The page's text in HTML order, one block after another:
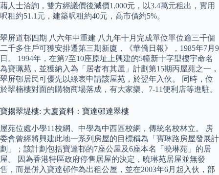
藉人士洽詢，雙方經議價後減價1,000元，以3.4萬元租出，實用
呎租約51.1元，建築呎租約40元，高市價約5%。
翠屏道邨四期 八六年中重建 八九年十月完成單位單位逾三千個
二千多住戶可獲安排遷第三期新廈，《華僑日報》，1985年7月9
日。 1994年，在第7至10座原址上興建的5幢新十字型樓宇命名
為寶珮苑，並獲納入為「居者有其屋」計劃第15期丙屋苑之一，
翠屏邨居民可優先以綠表申請該屋苑，於翌年入伙。 同時，位
於翠楠樓對面的購物商場落成，有大家樂、7-11便利店等進駐。
寶揚翠堤樓: 大廈資料：寶達邨達翠樓
屋苑位處小學11校網、中學為中西區校網，傳統名校林立。 房
委會曾經將興建此地一系列房屋的目標稱為「寶琳路房屋發展計
劃」；該計劃包括寶達邨的7座公屋及6座本名「曉琳苑」的居
屋。 因為香港特區政府停售居屋的決定，曉琳苑居屋並無發
售，而是併入寶達邨作為出租公屋，並在2003年6月起入伙，部